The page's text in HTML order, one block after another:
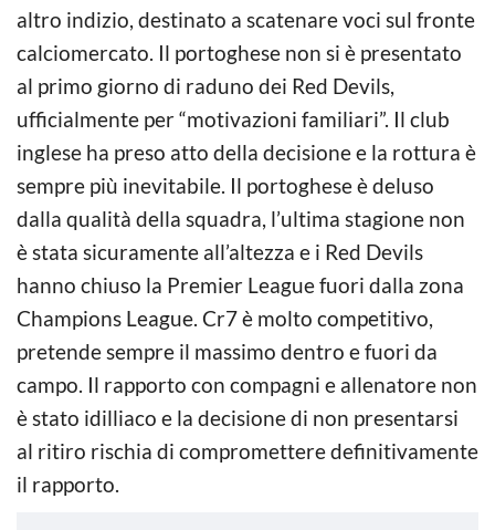
altro indizio, destinato a scatenare voci sul fronte
calciomercato. Il portoghese non si è presentato
al primo giorno di raduno dei Red Devils,
ufficialmente per “motivazioni familiari”. Il club
inglese ha preso atto della decisione e la rottura è
sempre più inevitabile. Il portoghese è deluso
dalla qualità della squadra, l’ultima stagione non
è stata sicuramente all’altezza e i Red Devils
hanno chiuso la Premier League fuori dalla zona
Champions League. Cr7 è molto competitivo,
pretende sempre il massimo dentro e fuori da
campo. Il rapporto con compagni e allenatore non
è stato idilliaco e la decisione di non presentarsi
al ritiro rischia di compromettere definitivamente
il rapporto.